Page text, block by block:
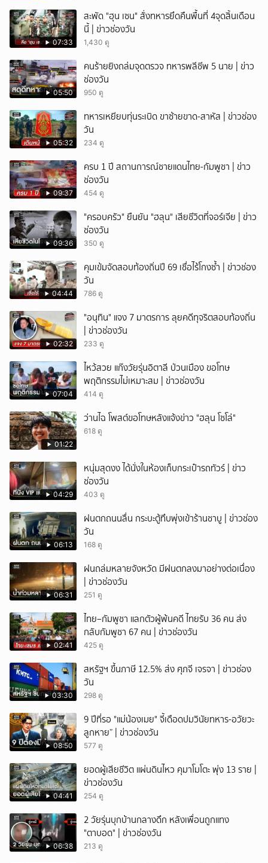
07:33
สะพัด "ฮุน เซน" สั่งทหารยึดคืนพื้นที่ 4จุดสิ้นเดือน
นี้ | ข่าวช่องวัน
1,430 ดู
05:50
คนร้ายยิงถล่มจุดตรวจ ทหารพลีชีพ 5 นาย | ข่าว
ช่องวัน
950 ดู
05:32
ทหารเหยียบทุ่นระเบิด ขาซ้ายขาด-สาหัส | ข่าวช่อง
วัน
234 ดู
09:37
ครบ 1 ปี สถานการณ์ชายแดนไทย-กัมพูชา | ข่าว
ช่องวัน
454 ดู
09:36
"ครอบครัว" ยืนยัน "ฮลุน" เสียชีวิตที่จอร์เจีย | ข่าว
ช่องวัน
350 ดู
04:44
คุมเข้มจัดสอบท้องถิ่นปี 69 เชื่อไร้โกงซ้ำ | ข่าวช่อง
วัน
786 ดู
02:32
"อนุทิน" แจง 7 มาตรการ ลุยคดีทุจริตสอบท้องถิ่น
| ข่าวช่องวัน
233 ดู
07:04
ไหว้สวย แก๊งวัยรุ่นอิตาลี ป่วนเมือง ขอโทษ
พฤติกรรมไม่เหมาะสม | ข่าวช่องวัน
414 ดู
01:22
ว่านไฉ โพสต์ขอโทษหลังแจ้งข่าว "ฮลุน โซโล่"
618 ดู
04:29
หนุ่มสุดงง ได้นั่งในห้องเก็บกระเป๋ารถทัวร์ | ข่าว
ช่องวัน
403 ดู
06:13
ฝนตกถนนลื่น กระบะตู้ทึบพุ่งเข้าร้านชาบู | ข่าวช่อง
วัน
168 ดู
06:31
ฝนถล่มหลายจังหวัด มีฝนตกลงมาอย่างต่อเนื่อง
| ข่าวช่องวัน
251 ดู
02:41
ไทย–กัมพูชา แลกตัวผู้พ้นคดี ไทยรับ 36 คน ส่ง
กลับกัมพูชา 67 คน | ข่าวช่องวัน
425 ดู
03:30
สหรัฐฯ ขึ้นภาษี 12.5% ส่ง ศุภจี เจรจา | ข่าวช่อง
วัน
298 ดู
08:50
9 ปีที่รอ "แม่น้องเมย" จี้เดือดปมวินัยทหาร-อวัยวะ
ลูกหาย” | ข่าวช่องวัน
577 ดู
04:41
ยอดผู้เสียชีวิต แผ่นดินไหว คุมาโมโตะ พุ่ง 13 ราย |
ข่าวช่องวัน
254 ดู
06:38
2 วัยรุ่นบุกบ้านกลางดึก หลังเพื่อนถูกแทง
"ตาบอด" | ข่าวช่องวัน
213 ดู